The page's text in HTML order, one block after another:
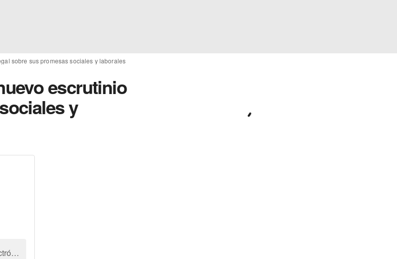
sobre sus promesas sociales y laborales
escrutinio
y
Dirección de correo electrónico